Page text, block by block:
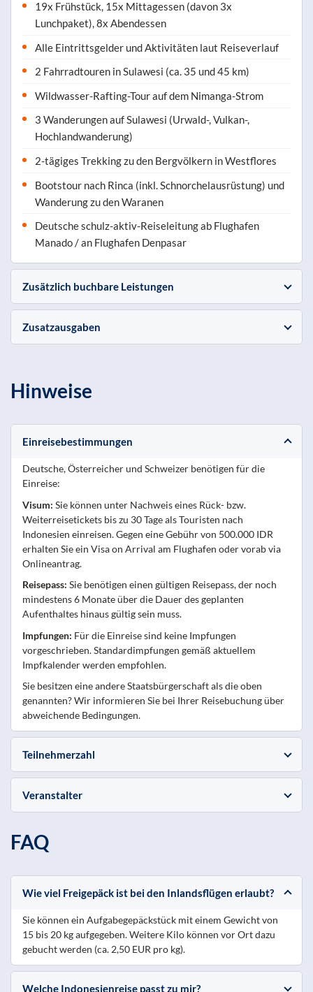
19x Frühstück, 15x Mittagessen (davon 3x
Lunchpaket), 8x Abendessen
Alle Eintrittsgelder und Aktivitäten laut Reiseverlauf
2 Fahrradtouren in Sulawesi (ca. 35 und 45 km)
Wildwasser-Rafting-Tour auf dem Nimanga-Strom
3 Wanderungen auf Sulawesi (Urwald-, Vulkan-,
Hochlandwanderung)
2-tägiges Trekking zu den Bergvölkern in Westflores
Bootstour nach Rinca (inkl. Schnorchelausrüstung) und
Wanderung zu den Waranen
Deutsche schulz-aktiv-Reiseleitung ab Flughafen
Manado / an Flughafen Denpasar
Zusätzlich buchbare Leistungen
Zusatzausgaben
Hinweise
Einreisebestimmungen
Deutsche, Österreicher und Schweizer benötigen für die
Einreise:
Visum: Sie können unter Nachweis eines Rück- bzw.
Weiterreisetickets bis zu 30 Tage als Touristen nach
Indonesien einreisen. Gegen eine Gebühr von 500.000 IDR
erhalten Sie ein Visa on Arrival am Flughafen oder vorab via
Onlineantrag.
Reisepass: Sie benötigen einen gültigen Reisepass, der noch
mindestens 6 Monate über die Dauer des geplanten
Aufenthaltes hinaus gültig sein muss.
Impfungen: Für die Einreise sind keine Impfungen
vorgeschrieben. Standardimpfungen gemäß aktuellem
Impfkalender werden empfohlen.
Sie besitzen eine andere Staatsbürgerschaft als die oben
genannten? Wir informieren Sie bei Ihrer Reisebuchung über
abweichende Bedingungen.
Teilnehmerzahl
Veranstalter
FAQ
Wie viel Freigepäck ist bei den Inlandsflügen erlaubt?
Sie können ein Aufgabegepäckstück mit einem Gewicht von
15 bis 20 kg aufgegeben. Weitere Kilo können vor Ort dazu
gebucht werden (ca. 2,50 EUR pro kg).
Welche Indonesienreise passt zu mir?